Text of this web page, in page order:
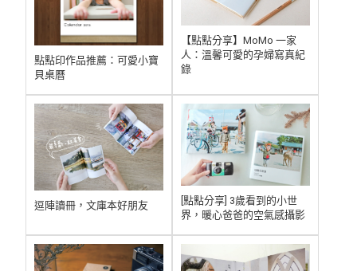
點點印作品推薦：可愛小寶
貝桌曆
【點點分享】MoMo 一家
人：溫馨可愛的孕婦寫真紀
錄
逗陣讀冊，文庫本好朋友
[點點分享] 3歲看到的小世
界，暖心爸爸的空氣感攝影